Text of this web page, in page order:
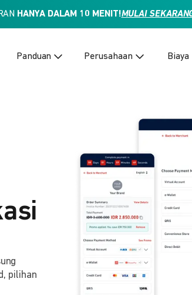
HANYA DALAM 10 MENIT!MULAI
Panduan Perusahaan Biaya
pilihan